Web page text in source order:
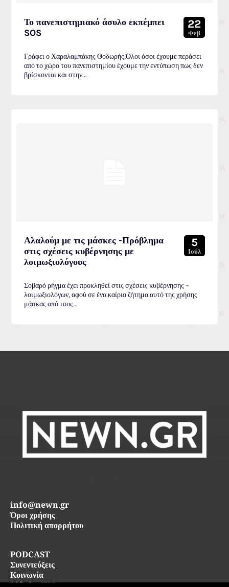
Το πανεπιστημιακό άσυλο εκπέμπει
SOS
22
Φεβ
Γράφει ο Χαραλαμπάκης Θοδωρής,Όλοι όσοι έχουμε περάσει
από το χώρο του πανεπιστημίου έχουμε την εντύπωση πως δεν
βρίσκονται και στην...
Αλαλούμ με τις μάσκες -Πρόβλημα
στις σχέσεις κυβέρνησης με
λοιμωξιολόγους
5
Ιούλ
Σοβαρό ρήγμα έχει προκληθεί στις σχέσεις κυβέρνησης –
λοιμωξιολόγων, αφού σε ένα καίριο ζήτημα αυτό της χρήσης
μάσκας από τους...
PODCAST
Συνεντεύξεις
Κοινωνία
info@newn.gr
Όροι χρήσης
Πολιτική απορρήτου